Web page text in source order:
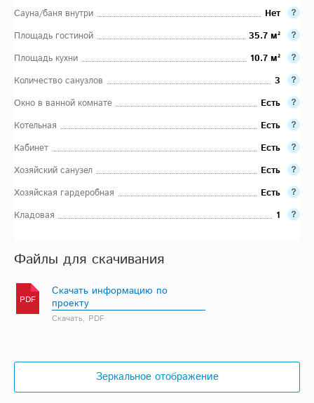
Сауна/баня внутри
Нет
Площадь гостиной
35.7 м²
Площадь кухни
10.7 м²
Количество санузлов
3
Окно в ванной комнате
Есть
Котельная
Есть
Кабинет
Есть
Хозяйский санузел
Есть
Хозяйская гардеробная
Есть
Кладовая
1
Файлы для скачивания
PDF
Скачать информацию по
проекту
Скачать, PDF
Зеркальное отображение